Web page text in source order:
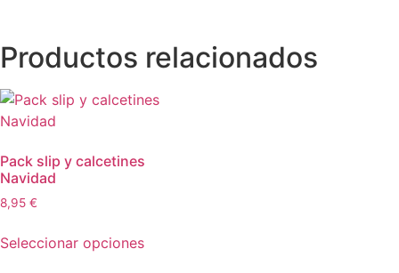
Productos relacionados
Pack slip y calcetines
Navidad
8,95 €
Seleccionar opciones